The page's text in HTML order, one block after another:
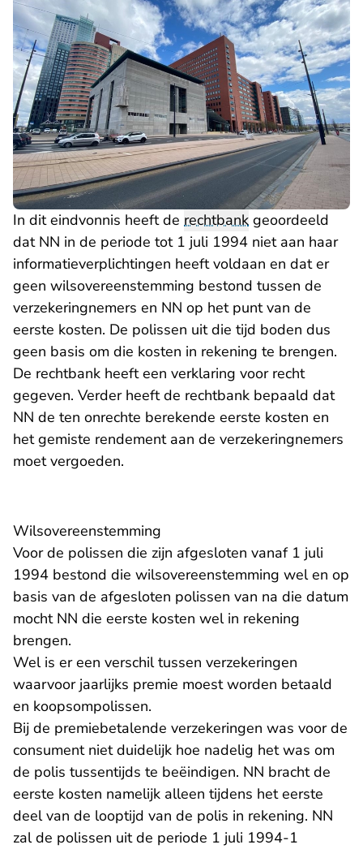
In dit eindvonnis heeft de rechtbank geoordeeld
dat NN in de periode tot 1 juli 1994 niet aan haar
informatieverplichtingen heeft voldaan en dat er
geen wilsovereenstemming bestond tussen de
verzekeringnemers en NN op het punt van de
eerste kosten. De polissen uit die tijd boden dus
geen basis om die kosten in rekening te brengen.
De rechtbank heeft een verklaring voor recht
gegeven. Verder heeft de rechtbank bepaald dat
NN de ten onrechte berekende eerste kosten en
het gemiste rendement aan de verzekeringnemers
moet vergoeden.
Wilsovereenstemming
Voor de polissen die zijn afgesloten vanaf 1 juli
1994 bestond die wilsovereenstemming wel en op
basis van de afgesloten polissen van na die datum
mocht NN die eerste kosten wel in rekening
brengen.
Wel is er een verschil tussen verzekeringen
waarvoor jaarlijks premie moest worden betaald
en koopsompolissen.
Bij de premiebetalende verzekeringen was voor de
consument niet duidelijk hoe nadelig het was om
de polis tussentijds te beëindigen. NN bracht de
eerste kosten namelijk alleen tijdens het eerste
deel van de looptijd van de polis in rekening. NN
zal de polissen uit de periode 1 juli 1994-1